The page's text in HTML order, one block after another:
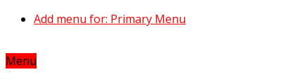
Add menu for: Primary Menu
Menu